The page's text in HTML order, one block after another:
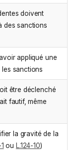
doivent
des sanctions
appliqué une
sanctions
être déclenché
fautif, même
la gravité de la
ou L.124-10)